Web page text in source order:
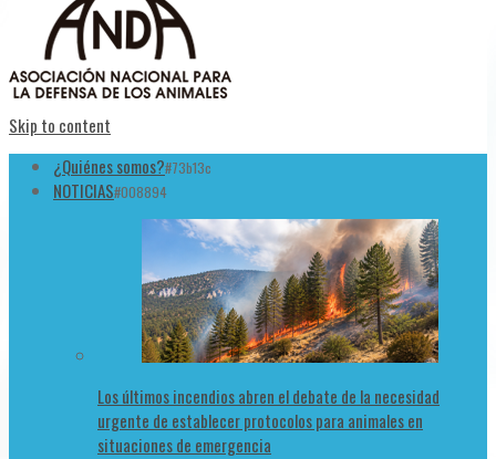
Skip to content
¿Quiénes somos?#73b13c
NOTICIAS#008894
Los últimos incendios abren el debate de la necesidad
urgente de establecer protocolos para animales en
situaciones de emergencia